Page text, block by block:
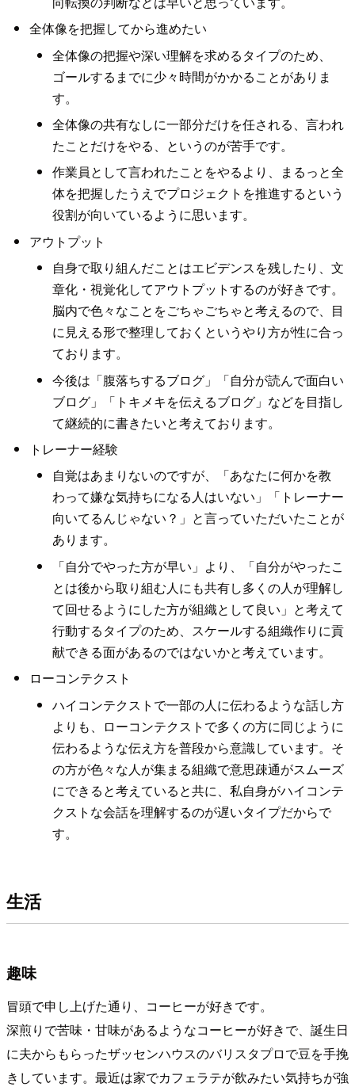
全体像を把握してから進めたい
全体像の把握や深い理解を求めるタイプのため、
ゴールするまでに少々時間がかかることがありま
す。
全体像の共有なしに一部分だけを任される、言われ
たことだけをやる、というのが苦手です。
作業員として言われたことをやるより、まるっと全
体を把握したうえでプロジェクトを推進するという
役割が向いているように思います。
アウトプット
自身で取り組んだことはエビデンスを残したり、文
章化・視覚化してアウトプットするのが好きです。
脳内で色々なことをごちゃごちゃと考えるので、目
に見える形で整理しておくというやり方が性に合っ
ております。
今後は「腹落ちするブログ」「自分が読んで面白い
ブログ」「トキメキを伝えるブログ」などを目指し
て継続的に書きたいと考えております。
トレーナー経験
自覚はあまりないのですが、「あなたに何かを教
わって嫌な気持ちになる人はいない」「トレーナー
向いてるんじゃない？」と言っていただいたことが
あります。
「自分でやった方が早い」より、「自分がやったこ
とは後から取り組む人にも共有し多くの人が理解し
て回せるようにした方が組織として良い」と考えて
行動するタイプのため、スケールする組織作りに貢
献できる面があるのではないかと考えています。
ローコンテクスト
ハイコンテクストで一部の人に伝わるような話し方
よりも、ローコンテクストで多くの方に同じように
伝わるような伝え方を普段から意識しています。そ
の方が色々な人が集まる組織で意思疎通がスムーズ
にできると考えていると共に、私自身がハイコンテ
クストな会話を理解するのが遅いタイプだからで
す。
生活
趣味
冒頭で申し上げた通り、コーヒーが好きです。
深煎りで苦味・甘味があるようなコーヒーが好きで、誕生日
に夫からもらったザッセンハウスのバリスタプロで豆を手挽
きしています。最近は家でカフェラテが飲みたい気持ちが強